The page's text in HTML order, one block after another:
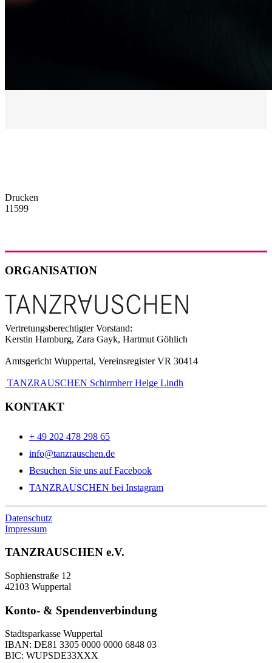
Drucken
11599
ORGANISATION
Vertretungsberechtigter Vorstand:
Kerstin Hamburg, Zara Gayk, Hartmut Göhlich
Amtsgericht Wuppertal, Vereinsregister VR 30414
TANZRAUSCHEN Schirmherr Helge Lindh
KONTAKT
+ 49 202 478 298 65
info@tanzrauschen.de
Besuchen Sie uns auf Facebook
TANZRAUSCHEN bei Instagram
Datenschutz
Impressum
TANZRAUSCHEN e.V.
Sophienstraße 12
42103 Wuppertal
Konto- & Spendenverbindung
Stadtsparkasse Wuppertal
IBAN: DE81 3305 0000 0000 6848 03
BIC: WUPSDE33XXX